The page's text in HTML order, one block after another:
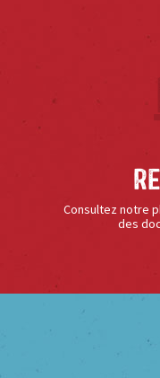
Consultez notre
des